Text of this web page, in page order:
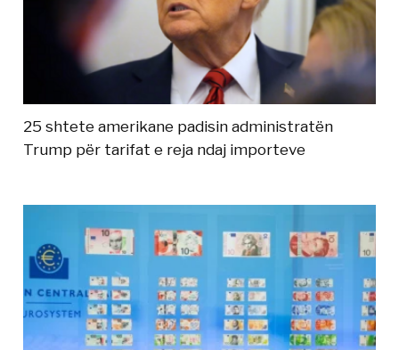
25 shtete amerikane padisin administratën
Trump për tarifat e reja ndaj importeve